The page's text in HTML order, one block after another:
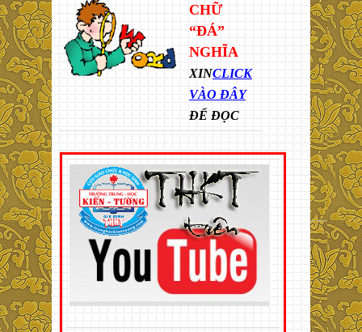
CHỮ
“ĐÁ”
NGHĨA
XINCLICK
VÀO ĐÂY
ĐỂ ĐỌC